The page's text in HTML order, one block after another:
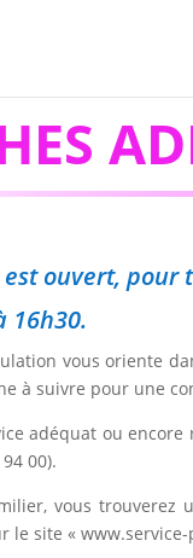
ouvert,
16h30.
vous oriente
à suivre pour une
adéquat ou
00).
vous
le site «